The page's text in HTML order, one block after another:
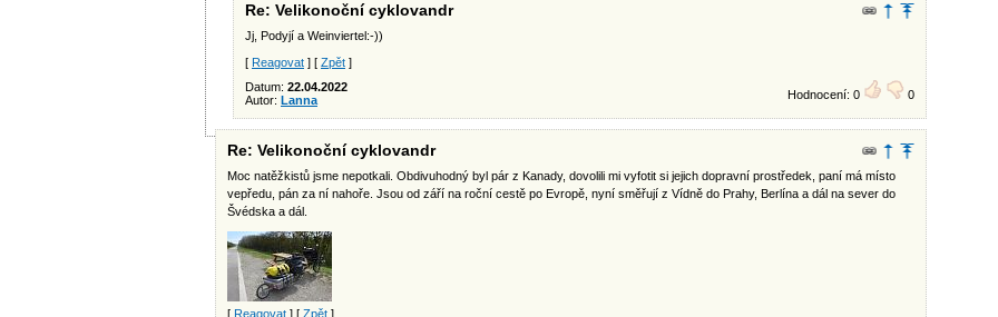
Re: Velikonoční cyklovandr
Jj, Podyjí a Weinviertel:-))
[ Reagovat ] [ Zpět ]
Datum: 22.04.2022
Autor: Lanna Hodnocení: 0 0
Re: Velikonoční cyklovandr
Moc natěžkistů jsme nepotkali. Obdivuhodný byl pár z Kanady, dovolili mi vyfotit si jejich dopravní prostředek, paní má místo
vepředu, pán za ní nahoře. Jsou od září na roční cestě po Evropě, nyní směřují z Vídně do Prahy, Berlína a dál na sever do
Švédska a dál.
[ Reagovat ] [ Zpět ]